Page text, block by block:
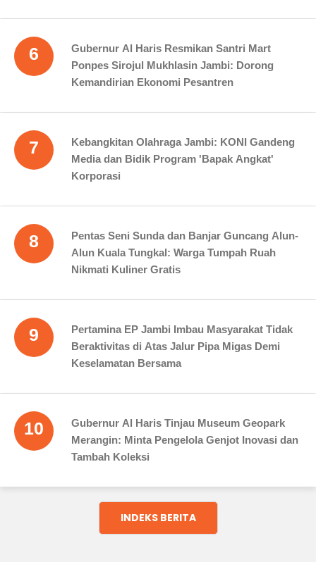
6
Gubernur Al Haris Resmikan Santri Mart
Ponpes Sirojul Mukhlasin Jambi: Dorong
Kemandirian Ekonomi Pesantren
7
Kebangkitan Olahraga Jambi: KONI Gandeng
Media dan Bidik Program 'Bapak Angkat'
Korporasi
8
Pentas Seni Sunda dan Banjar Guncang Alun-
Alun Kuala Tungkal: Warga Tumpah Ruah
Nikmati Kuliner Gratis
9
Pertamina EP Jambi Imbau Masyarakat Tidak
Beraktivitas di Atas Jalur Pipa Migas Demi
Keselamatan Bersama
10
Gubernur Al Haris Tinjau Museum Geopark
Merangin: Minta Pengelola Genjot Inovasi dan
Tambah Koleksi
INDEKS BERITA